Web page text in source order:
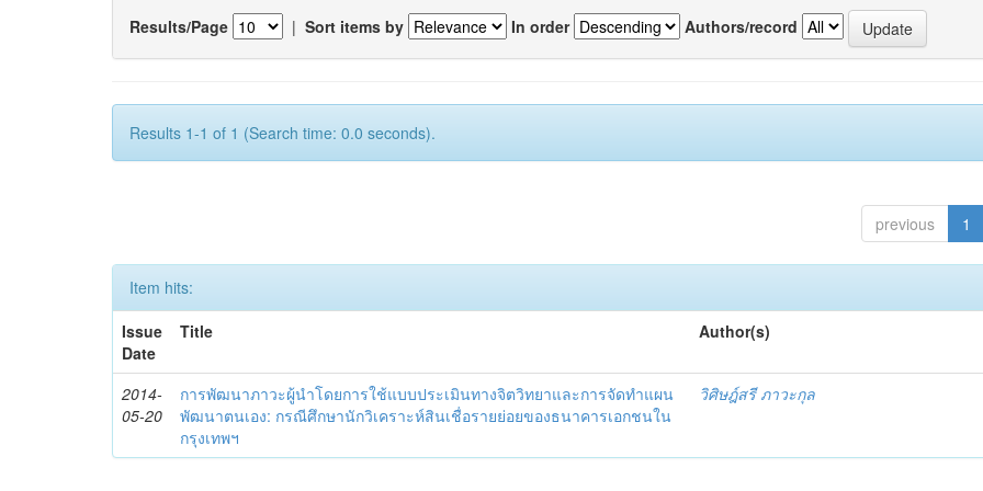
Results/Page | Sort items by In order Authors/record
Results 1-1 of 1 (Search time: 0.0 seconds).
previous 1
Item hits:
Issue
Date
Title Author(s)
2014-
05-20
การพัฒนาภาวะผู้นำโดยการใช้แบบประเมินทางจิตวิทยาและการจัดทำแผน
พัฒนาตนเอง: กรณีศึกษานักวิเคราะห์สินเชื่อรายย่อยของธนาคารเอกชนใน
กรุงเทพฯ
วิศิษฎ์สรี ภาวะกุล